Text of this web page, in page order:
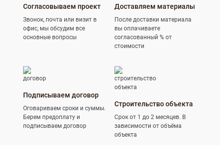
Согласовываем проект
Звонок, почта или визит в
офис, мы обсудим все
основные вопросы
Доставляем материалы
После доставки материала
вы оплачиваете
согласованный % от
стоимости
Подписываем договор
Оговариваем сроки и суммы.
Берем предоплату и
подписываем договор
Строительство объекта
Срок от 1 до 2 месяцев. В
зависимости от объёма
объекта